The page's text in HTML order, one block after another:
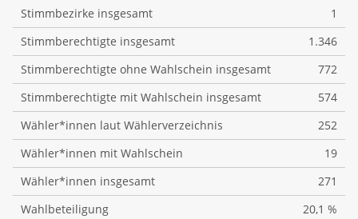
Stimmbezirke insgesamt
1
Stimmberechtigte insgesamt
1.346
Stimmberechtigte ohne Wahlschein insgesamt
772
Stimmberechtigte mit Wahlschein insgesamt
574
Wähler*innen laut Wählerverzeichnis
252
Wähler*innen mit Wahlschein
19
Wähler*innen insgesamt
271
Wahlbeteiligung
20,1 %